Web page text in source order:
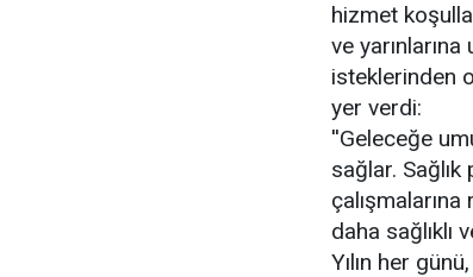
hizmet
ve
isteklerinden
yer verdi:
''Geleceğe
sağlar.
daha
Yılın her